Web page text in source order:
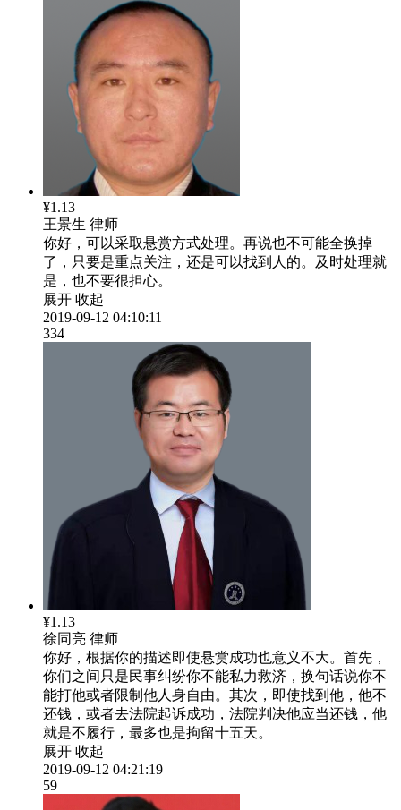
¥1.13
王景生 律师
你好，可以采取悬赏方式处理。再说也不可能全换掉
了，只要是重点关注，还是可以找到人的。及时处理就
是，也不要很担心。
展开 收起
2019-09-12 04:10:11
334
¥1.13
徐同亮 律师
你好，根据你的描述即使悬赏成功也意义不大。首先，
你们之间只是民事纠纷你不能私力救济，换句话说你不
能打他或者限制他人身自由。其次，即使找到他，他不
还钱，或者去法院起诉成功，法院判决他应当还钱，他
就是不履行，最多也是拘留十五天。
展开 收起
2019-09-12 04:21:19
59